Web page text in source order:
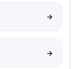
→
→